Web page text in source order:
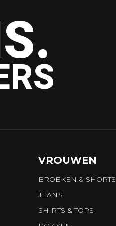
VROUWEN
BROEKEN & SHORTS
JEANS
SHIRTS & TOPS